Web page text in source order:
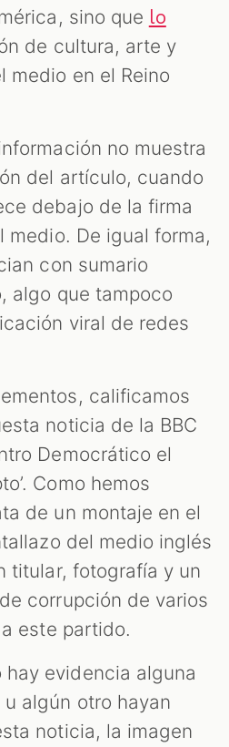
sino que lo
de cultura, arte y
medio en el Reino
no muestra
del artículo, cuando
debajo de la firma
medio. De igual forma,
con sumario
algo que tampoco
viral de redes
calificamos
noticia de la BBC
Democrático el
Como hemos
de un montaje en el
del medio inglés
titular, fotografía y un
corrupción de varios
este partido.
hay evidencia alguna
algún otro hayan
noticia, la imagen